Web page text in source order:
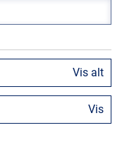
Vis alt
Vis